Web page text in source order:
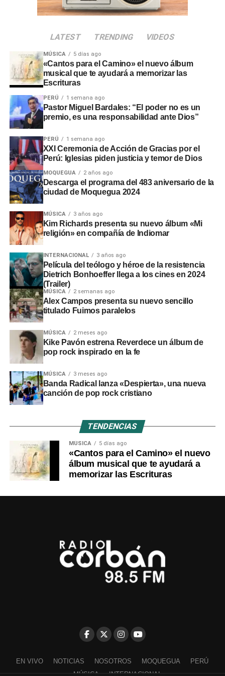
. La propuesta respondió a la necesidad de atender
gubernamental.
El evento oficial contará con
transmisión en directo a
nivel nacionalpara facilitar la participación ciudadana
desde distintas regiones. Con esta actividad, la
comunidad evangélica ratificó su respaldo cívico y sus
oraciones por la gestión de las nuevas autoridades.
LATEST TRENDING VIDEOS
MÚSICA 5 días ago
«Cantos para el Camino» el nuevo álbum
musical que te ayudará a memorizar las
Escrituras
PERÚ 1 semana ago
Pastor Miguel Bardales: “El poder no es un
premio, es una responsabilidad ante Dios”
PERÚ 1 semana ago
XXI Ceremonia de Acción de Gracias por el
Perú: Iglesias piden justicia y temor de Dios
MOQUEGUA 2 años ago
Descarga el programa del 483 aniversario de la
ciudad de Moquegua 2024
MÚSICA 3 años ago
Kim Richards presenta su nuevo álbum «Mi
religión» en compañía de Indiomar
INTERNACIONAL 3 años ago
Película del teólogo y héroe de la resistencia
Dietrich Bonhoeffer llega a los cines en 2024
(Trailer)
MÚSICA 2 semanas ago
Alex Campos presenta su nuevo sencillo
titulado Fuimos paralelos
MÚSICA 2 meses ago
Kike Pavón estrena Reverdece un álbum de
pop rock inspirado en la fe
MÚSICA 3 meses ago
Banda Radical lanza «Despierta», una nueva
canción de pop rock cristiano
TENDENCIAS
MÚSICA 5 días ago
«Cantos para el Camino» el nuevo
álbum musical que te ayudará a
memorizar las Escrituras
EN VIVO NOTICIAS NOSOTROS MOQUEGUA
PERÚ
MÚSICA
INTERNACIONAL